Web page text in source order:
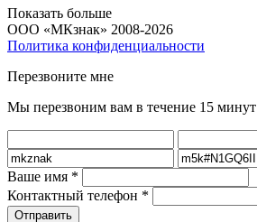
Показать больше
ООО «МКзнак» 2008-2026
Политика конфиденциальности
Перезвоните мне
Мы перезвоним вам в течение 15 минут
Ваше имя *
Контактный телефон *